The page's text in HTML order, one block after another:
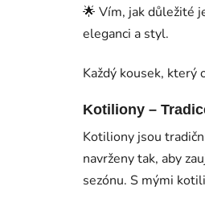
🌟 Vím, jak důležité
eleganci a styl.
Každý kousek, který
Kotiliony –
Kotiliony jsou
navrženy tak, aby
sezónu. S mými